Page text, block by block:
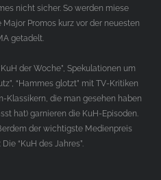
nicht sicher. So werden miese
Promos kurz vor der neuesten
getadelt.
der Woche”, Spekulationen um
“Hammes glotzt” mit TV-Kritiken
Klassikern, die man gesehen haben
hat) garnieren die KuH-Episoden.
der wichtigste Medienpreis
“KuH des Jahres”.